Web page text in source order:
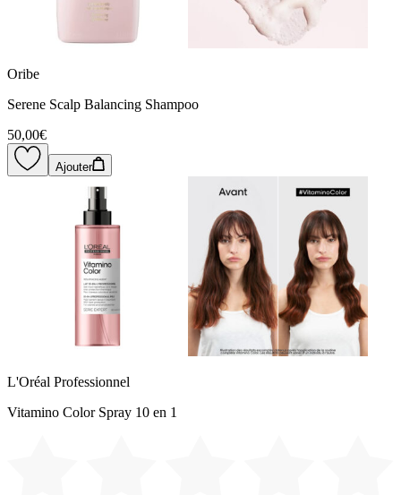
Oribe
Serene Scalp Balancing Shampoo
50,00€
Ajouter
L'Oréal Professionnel
Vitamino Color Spray 10 en 1